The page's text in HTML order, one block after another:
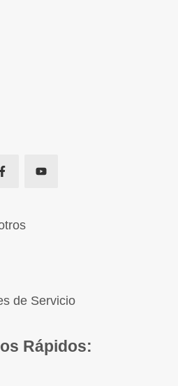
de Servicio
Rápidos: